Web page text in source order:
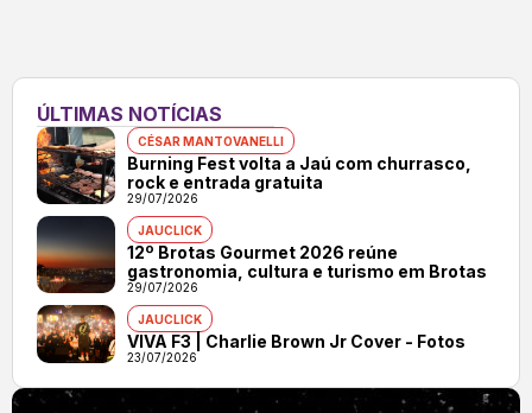
ÚLTIMAS NOTÍCIAS
CÉSAR MANTOVANELLI
Burning Fest volta a Jaú com churrasco,
rock e entrada gratuita
29/07/2026
JAUCLICK
12º Brotas Gourmet 2026 reúne
gastronomia, cultura e turismo em Brotas
29/07/2026
JAUCLICK
VIVA F3 | Charlie Brown Jr Cover - Fotos
23/07/2026